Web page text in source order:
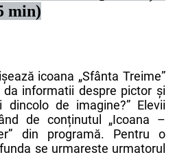
min)
icoana „Sfânta Treime”
da informatii despre pictor și
dincolo de imagine?” Elevii
de conținutul „Icoana –
din programă. Pentru o
se urmareste urmatorul